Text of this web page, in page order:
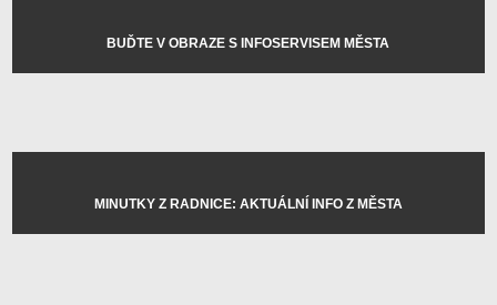
BUĎTE V OBRAZE S INFOSERVISEM MĚSTA
MINUTKY Z RADNICE: AKTUÁLNÍ INFO Z MĚSTA